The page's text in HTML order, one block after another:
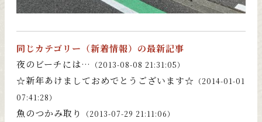
同じカテゴリー（新着情報）の最新記事
夜のビーチには…
（2013-08-08 21:31:05）
☆新年あけましておめでとうございます☆ （2014-01-01
07:41:28）
魚のつかみ取り （2013-07-29 21:11:06）